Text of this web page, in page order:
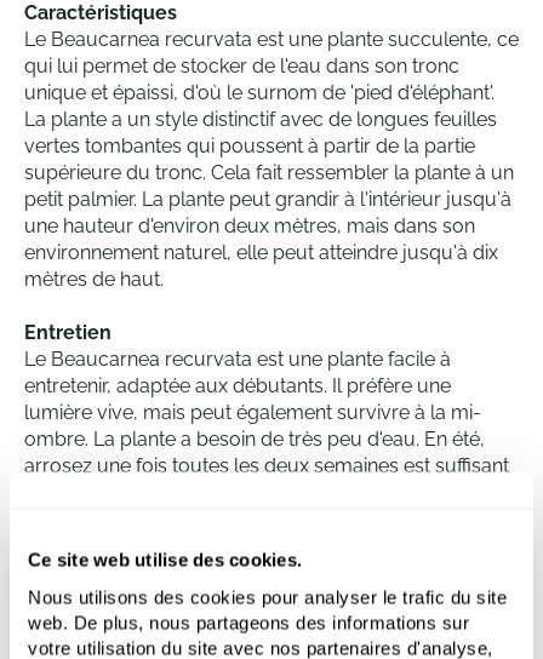
Ce site web utilise des cookies.
Nous utilisons des cookies pour analyser le trafic du site
web. De plus, nous partageons des informations sur
votre utilisation du site avec nos partenaires d'analyse,
Caractéristiques
Le Beaucarnea recurvata est une plante succulente, ce
qui lui permet de stocker de l'eau dans son tronc
unique et épaissi, d'où le surnom de 'pied d'éléphant'.
La plante a un style distinctif avec de longues feuilles
vertes tombantes qui poussent à partir de la partie
supérieure du tronc. Cela fait ressembler la plante à un
petit palmier. La plante peut grandir à l'intérieur jusqu'à
une hauteur d'environ deux mètres, mais dans son
environnement naturel, elle peut atteindre jusqu'à dix
mètres de haut.
Entretien
Le Beaucarnea recurvata est une plante facile à
entretenir, adaptée aux débutants. Il préfère une
lumière vive, mais peut également survivre à la mi-
ombre. La plante a besoin de très peu d'eau. En été,
arrosez une fois toutes les deux semaines est suffisant
normale et n'aime pas les courants d'air froids. Il est
également important de ne pas trop rempoter la
plante, car cela pourrait endommager les racines.